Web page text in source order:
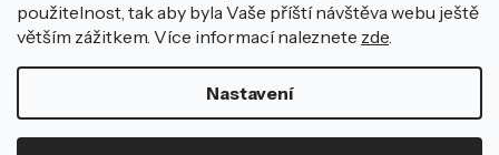
použitelnost, tak aby byla Vaše příští návštěva webu ještě
větším zážitkem. Více informací naleznete zde.
Nastavení
Sledovat na Instagramu